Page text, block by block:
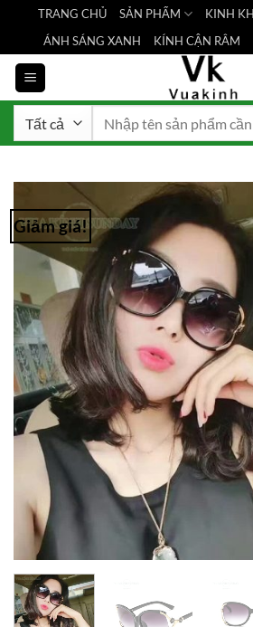
nội
dung
TRANG CHỦ SẢN PHẨM KINH
ÁNH SÁNG XANH
KÍNH CẬN RÂM
Giảm giá!